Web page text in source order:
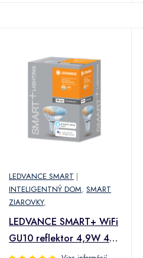
LEDVANCE SMART |
INTELIGENTNÝ DOM, SMART
ZIAROVKY,
LEDVANCE SMART+ WiFi
GU10 reflektor 4,9W 45°
CCT